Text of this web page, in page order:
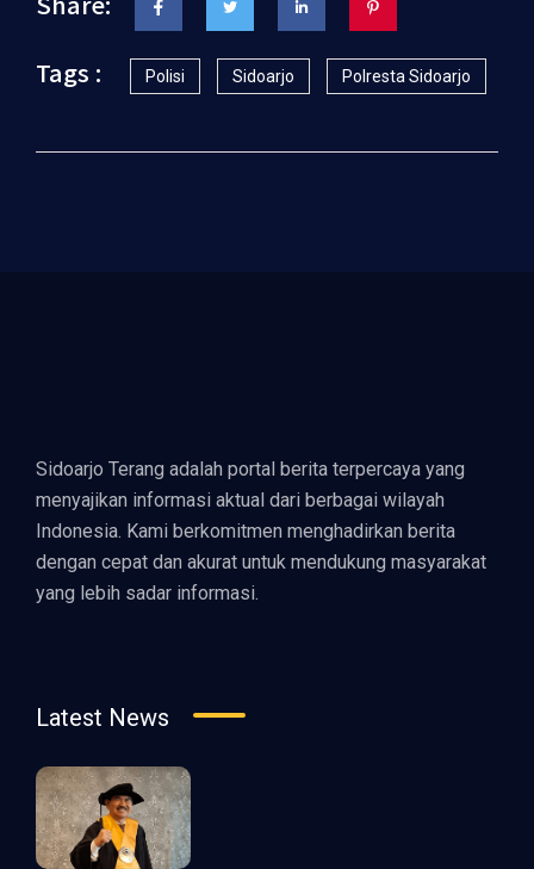
Tags :
Polisi Sidoarjo Polresta Sidoarjo
Sidoarjo Terang adalah portal berita terpercaya yang
menyajikan informasi aktual dari berbagai wilayah
Indonesia. Kami berkomitmen menghadirkan berita
dengan cepat dan akurat untuk mendukung masyarakat
yang lebih sadar informasi.
Latest News